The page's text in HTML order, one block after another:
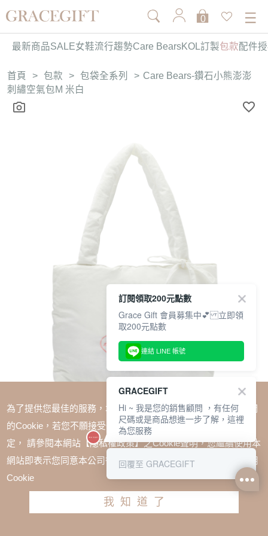
0
最新商品SALE女鞋流行趨勢Care BearsKOL訂製包款配件
首頁 > 包款 > 包袋全系列 > Care Bears-鑽石小熊澎澎
刺繡空氣包M 米白
Care Bears-鑽石小熊澎澎刺繡空氣包M 米白
為了提供您最佳的服務，本網站會在您的電腦中放置並取用我們
的Cookie，若您不願接受Cookie時應如何變更電腦的Cookie設
定， 請參閱本網站【隱私權政策】之Cookie聲明，您繼續使用本
網站即表示您同意本公司得按本網站使用條款之Cookie聲明使用
Cookie
我知道了
訂閱領取200元點數
Grace Gift 會員募集中💕 立即領
取200元點數
連結 LINE 帳號
GRACEGIFT
Hi ~ 我是您的銷售顧問 ，有任何
尺碼或是商品想進一步了解，這裡
為您服務
回覆至 GRACEGIFT